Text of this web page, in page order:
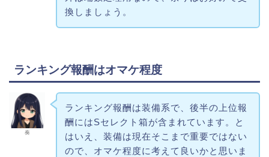
換しましょう。
ランキング報酬はオマケ程度
奏
ランキング報酬は装備系で、後半の上位報
酬にはSセレクト箱が含まれています。と
はいえ、装備は現在そこまで重要ではない
ので、オマケ程度に考えて良いかと思いま